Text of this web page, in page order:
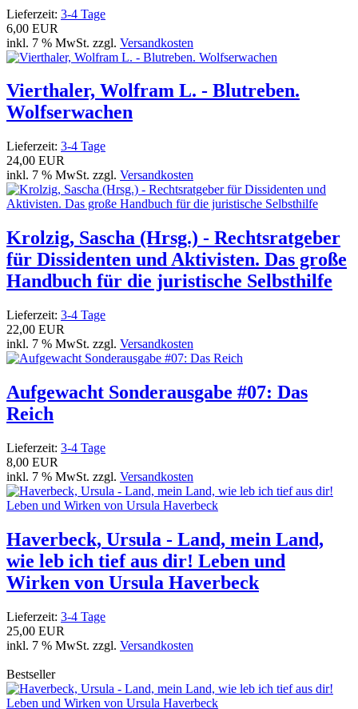
Lieferzeit: 3-4 Tage
6,00 EUR
inkl. 7 % MwSt. zzgl. Versandkosten
Vierthaler, Wolfram L. - Blutreben.
Wolfserwachen
Lieferzeit: 3-4 Tage
24,00 EUR
inkl. 7 % MwSt. zzgl. Versandkosten
Krolzig, Sascha (Hrsg.) - Rechtsratgeber
für Dissidenten und Aktivisten. Das große
Handbuch für die juristische Selbsthilfe
Lieferzeit: 3-4 Tage
22,00 EUR
inkl. 7 % MwSt. zzgl. Versandkosten
Aufgewacht Sonderausgabe #07: Das
Reich
Lieferzeit: 3-4 Tage
8,00 EUR
inkl. 7 % MwSt. zzgl. Versandkosten
Haverbeck, Ursula - Land, mein Land,
wie leb ich tief aus dir! Leben und
Wirken von Ursula Haverbeck
Lieferzeit: 3-4 Tage
25,00 EUR
inkl. 7 % MwSt. zzgl. Versandkosten
Bestseller